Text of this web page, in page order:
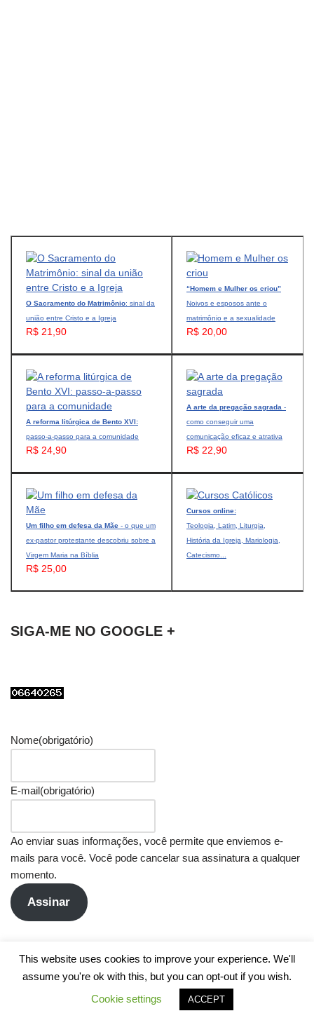
O Sacramento do Matrimônio: sinal da
união entre Cristo e a Igreja
R$ 21,90
“Homem e Mulher os criou”
Noivos e esposos ante o
matrimônio e a sexualidade
R$ 20,00
A reforma litúrgica de Bento XVI:
passo-a-passo para a comunidade
R$ 24,90
A arte da pregação sagrada -
como conseguir uma
comunicação eficaz e atrativa
R$ 22,90
Um filho em defesa da Mãe - o que um
ex-pastor protestante descobriu sobre a
Virgem Maria na Bíblia
R$ 25,00
Cursos online:
Teologia, Latim, Liturgia,
História da Igreja, Mariologia,
Catecismo...
SIGA-ME NO GOOGLE +
Nome(obrigatório)
E-mail(obrigatório)
Ao enviar suas informações, você permite que enviemos e-
mails para você. Você pode cancelar sua assinatura a qualquer
momento.
Assinar
This website uses cookies to improve your experience. We'll
assume you're ok with this, but you can opt-out if you wish.
Cookie settings
ACCEPT